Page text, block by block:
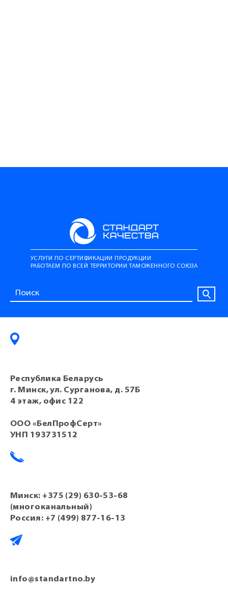
УСЛУГИ ПО СЕРТИФИКАЦИИ ПРОДУКЦИИ
РАБОТАЕМ ПО ВСЕЙ ТЕРРИТОРИИ ТАМОЖЕННОГО СОЮЗА
Республика Беларусь
г. Минск, ул. Сурганова, д. 57Б
4 этаж, офис 122
ООО «БелПрофСерт»
УНП 193731512
Минск: +375 (29) 630-53-68
(многоканальный)
Россия: +7 (499) 877-16-13
info@standartno.by